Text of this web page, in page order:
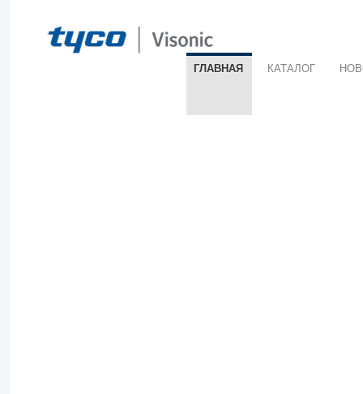
ГЛАВНАЯ КАТАЛОГ